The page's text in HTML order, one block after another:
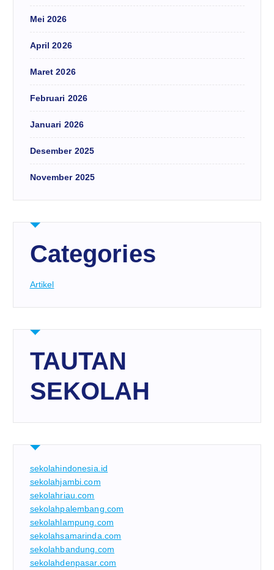
Mei 2026
April 2026
Maret 2026
Februari 2026
Januari 2026
Desember 2025
November 2025
Categories
Artikel
TAUTAN
SEKOLAH
sekolahindonesia.id
sekolahjambi.com
sekolahriau.com
sekolahpalembang.com
sekolahlampung.com
sekolahsamarinda.com
sekolahbandung.com
sekolahdenpasar.com